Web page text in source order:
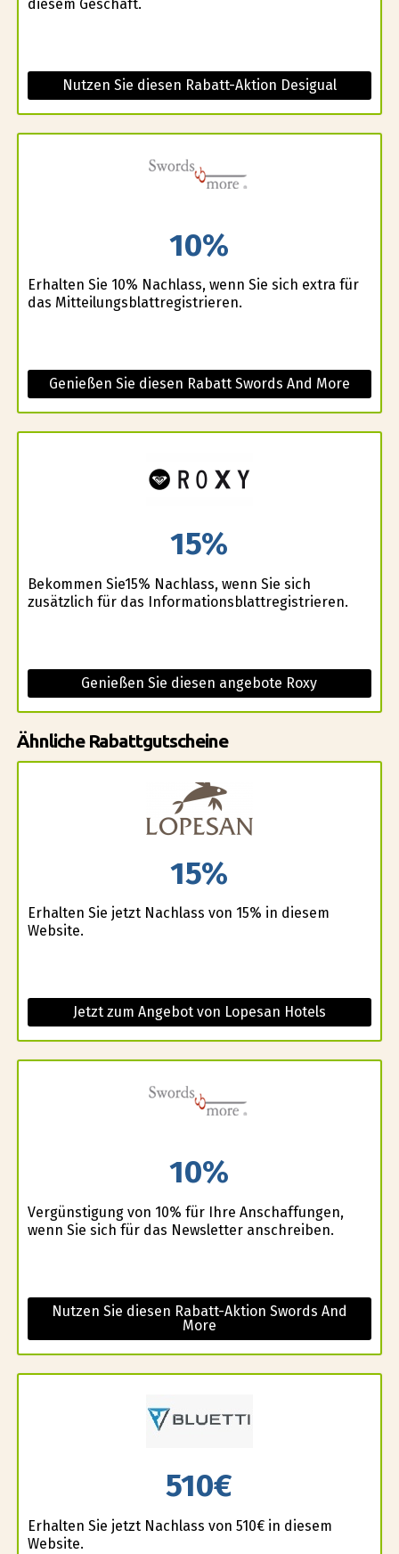
diesem Geschäft.
Nutzen Sie diesen Rabatt-Aktion Desigual
10%
Erhalten Sie 10% Nachlass, wenn Sie sich extra für
das Mitteilungsblattregistrieren.
Genießen Sie diesen Rabatt Swords And More
15%
Bekommen Sie15% Nachlass, wenn Sie sich
zusätzlich für das Informationsblattregistrieren.
Genießen Sie diesen angebote Roxy
Ähnliche Rabattgutscheine
15%
Erhalten Sie jetzt Nachlass von 15% in diesem
Website.
Jetzt zum Angebot von Lopesan Hotels
10%
Vergünstigung von 10% für Ihre Anschaffungen,
wenn Sie sich für das Newsletter anschreiben.
Nutzen Sie diesen Rabatt-Aktion Swords And
More
510€
Erhalten Sie jetzt Nachlass von 510€ in diesem
Website.